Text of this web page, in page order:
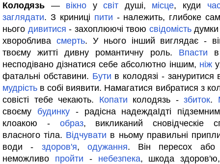
Колодязь — вікно усвіт душі, місце, куди
заглядати. З криниці пити - належить, глибоке
нього дивитися - захоплюючі твою свідомість
хвороблива смерть. У нього інший виглядає -
твоєму житті дивну романтичну роль. Впасти в
несподівано дізнатися себе абсолютно іншим, ніж
фатальні обставини. Бути в колодязі - зануритися
мудрість в собі виявити. Намагатися вибратися з
совісті тебе чекають. Копати колодязь -збиток.
своєму будинку- радісна надеждаІдті
клоакою - образ, викликаний сновідческіе
власного тіла. Відчувати в ньому правильні
води - здоров'я, одужання. Він пересох або
неможливо пройти - небезпека, шкода здоров'ю,